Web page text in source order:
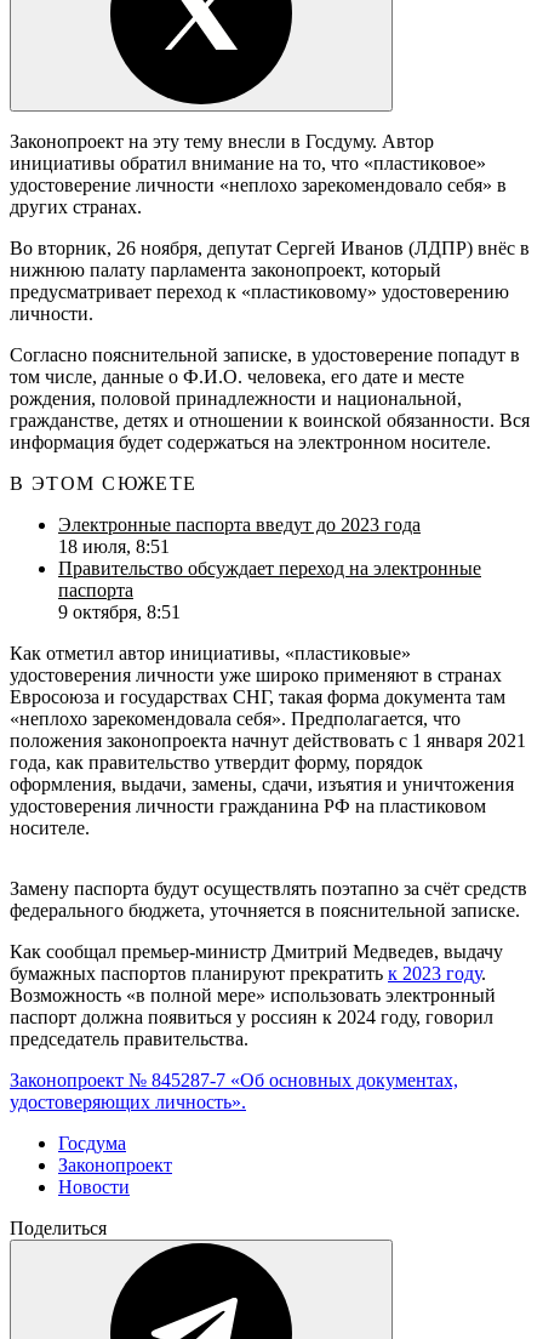
Законопроект на эту тему внесли в Госдуму. Автор
инициативы обратил внимание на то, что «пластиковое»
удостоверение личности «неплохо зарекомендовало себя» в
других странах.
Во вторник, 26 ноября, депутат Сергей Иванов (ЛДПР) внёс в
нижнюю палату парламента законопроект, который
предусматривает переход к «пластиковому» удостоверению
личности.
Согласно пояснительной записке, в удостоверение попадут в
том числе, данные о Ф.И.О. человека, его дате и месте
рождения, половой принадлежности и национальной,
гражданстве, детях и отношении к воинской обязанности. Вся
информация будет содержаться на электронном носителе.
В ЭТОМ СЮЖЕТЕ
Электронные паспорта введут до 2023 года
18 июля, 8:51
Правительство обсуждает переход на электронные
паспорта
9 октября, 8:51
Как отметил автор инициативы, «пластиковые»
удостоверения личности уже широко применяют в странах
Евросоюза и государствах СНГ, такая форма документа там
«неплохо зарекомендовала себя». Предполагается, что
положения законопроекта начнут действовать с 1 января 2021
года, как правительство утвердит форму, порядок
оформления, выдачи, замены, сдачи, изъятия и уничтожения
удостоверения личности гражданина РФ на пластиковом
носителе.
Замену паспорта будут осуществлять поэтапно за счёт средств
федерального бюджета, уточняется в пояснительной записке.
Как сообщал премьер-министр Дмитрий Медведев, выдачу
бумажных паспортов планируют прекратить к 2023 году.
Возможность «в полной мере» использовать электронный
паспорт должна появиться у россиян к 2024 году, говорил
председатель правительства.
Законопроект № 845287-7 «Об основных документах,
удостоверяющих личность».
Госдума
Законопроект
Новости
Поделиться